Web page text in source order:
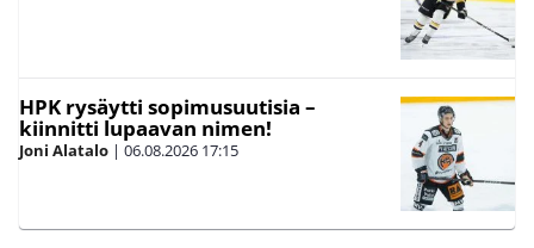
HPK rysäytti sopimusuutisia –
kiinnitti lupaavan nimen!
Joni Alatalo | 06.08.2026 17:15